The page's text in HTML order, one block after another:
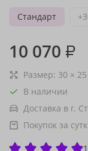
Стандарт
10 070 ₽
Размер: 30 × 25
В наличии
Доставка в г.
Покупок за